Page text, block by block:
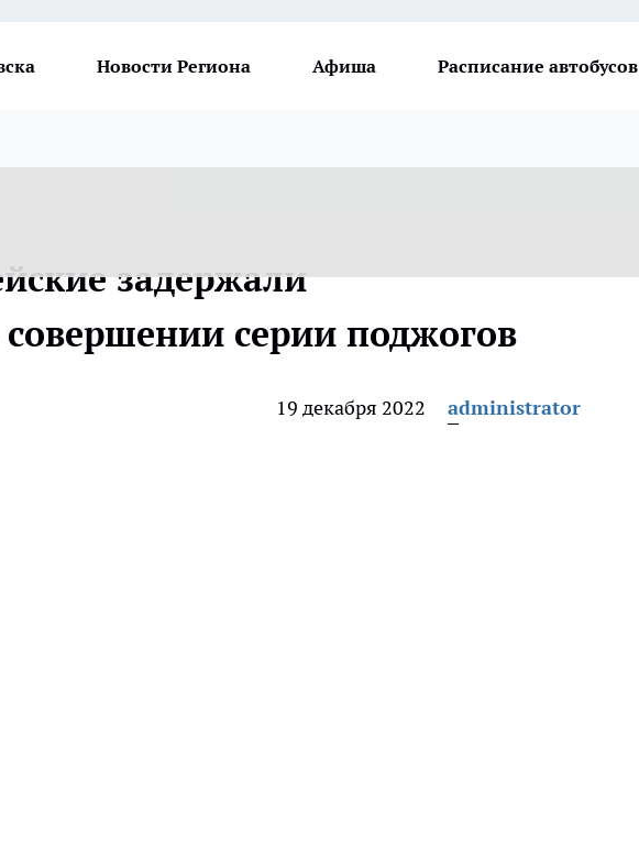
Новости Региона Афиша Расписание автобусов
задержали
серии поджогов
19 декабря 2022 administrator